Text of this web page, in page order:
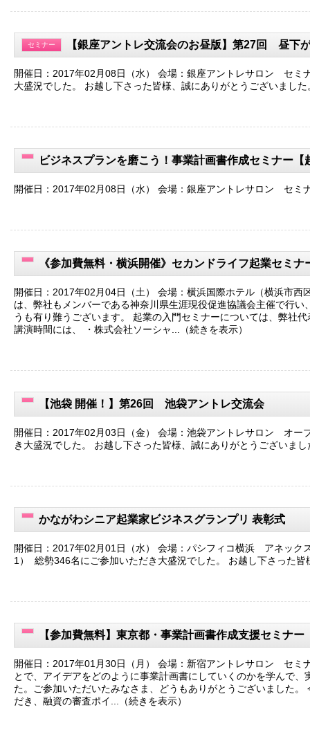
セミナー 【銀座アントレ交流会のお昼版】第27回 昼下
開催日：2017年02月08日（水） 会場：銀座アントレサロン セミ
大盛況でした。 お越し下さった皆様、誠にありがとうございました
ビジネスプランを磨こう！事業計画書作成セミナー【
開催日：2017年02月08日（水） 会場：銀座アントレサロン セミ
《参加費無料・横浜開催》セカンドライフ起業セミナ
開催日：2017年02月04日（土） 会場：横浜国際ホテル（横浜市西
は、弊社もメンバーである神奈川県生涯現役促進協議会主催で行
うも有り難うございます。 起業の入門セミナーについては、弊社
講演時間には、 ・株式会社ソーシャ...（続きを表示）
【池袋 開催！】第26回 池袋アントレ交流会
開催日：2017年02月03日（金） 会場：池袋アントレサロン オー
き大盛況でした。 お越し下さった皆様、誠にありがとうございまし
かながわシニア起業家ビジネスグランプリ 表彰式
開催日：2017年02月01日（水） 会場：パシフィコ横浜 アネック
1） 総勢346名にご参加いただき大盛況でした。 お越し下さった
【参加費無料】東京都・事業計画書作成支援セミナー
開催日：2017年01月30日（月） 会場：新宿アントレサロン セミ
とで、アイデアをどのように事業計画書にしていくのかを学んで
た。ご参加いただいたみなさま、どうもありがとうございました
だき、融資の審査ポイ...（続きを表示）